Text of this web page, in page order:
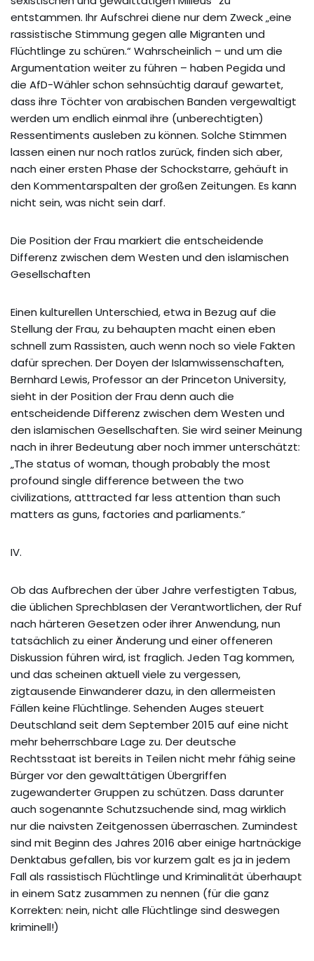
entstammen. Ihr Aufschrei diene nur dem Zweck „eine
rassistische Stimmung gegen alle Migranten und
Flüchtlinge zu schüren.“ Wahrscheinlich – und um die
Argumentation weiter zu führen – haben Pegida und
die AfD-Wähler schon sehnsüchtig darauf gewartet,
dass ihre Töchter von arabischen Banden vergewaltigt
werden um endlich einmal ihre (unberechtigten)
Ressentiments ausleben zu können. Solche Stimmen
lassen einen nur noch ratlos zurück, finden sich aber,
nach einer ersten Phase der Schockstarre, gehäuft in
den Kommentarspalten der großen Zeitungen. Es kann
nicht sein, was nicht sein darf.
Die Position der Frau markiert die entscheidende
Differenz zwischen dem Westen und den islamischen
Gesellschaften
Einen kulturellen Unterschied, etwa in Bezug auf die
Stellung der Frau, zu behaupten macht einen eben
schnell zum Rassisten, auch wenn noch so viele Fakten
dafür sprechen. Der Doyen der Islamwissenschaften,
Bernhard Lewis, Professor an der Princeton University,
sieht in der Position der Frau denn auch die
entscheidende Differenz zwischen dem Westen und
den islamischen Gesellschaften. Sie wird seiner Meinung
nach in ihrer Bedeutung aber noch immer unterschätzt:
„The status of woman, though probably the most
profound single difference between the two
civilizations, atttracted far less attention than such
matters as guns, factories and parliaments.“
IV.
Ob das Aufbrechen der über Jahre verfestigten Tabus,
die üblichen Sprechblasen der Verantwortlichen, der Ruf
nach härteren Gesetzen oder ihrer Anwendung, nun
tatsächlich zu einer Änderung und einer offeneren
Diskussion führen wird, ist fraglich. Jeden Tag kommen,
und das scheinen aktuell viele zu vergessen,
zigtausende Einwanderer dazu, in den allermeisten
Fällen keine Flüchtlinge. Sehenden Auges steuert
Deutschland seit dem September 2015 auf eine nicht
mehr beherrschbare Lage zu. Der deutsche
Rechtsstaat ist bereits in Teilen nicht mehr fähig seine
Bürger vor den gewalttätigen Übergriffen
zugewanderter Gruppen zu schützen. Dass darunter
auch sogenannte Schutzsuchende sind, mag wirklich
nur die naivsten Zeitgenossen überraschen. Zumindest
sind mit Beginn des Jahres 2016 aber einige hartnäckige
Denktabus gefallen, bis vor kurzem galt es ja in jedem
Fall als rassistisch Flüchtlinge und Kriminalität überhaupt
in einem Satz zusammen zu nennen (für die ganz
Korrekten: nein, nicht alle Flüchtlinge sind deswegen
kriminell!)